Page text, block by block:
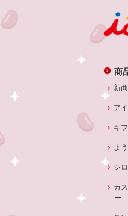
商
新
ア
ギ
よ
シ
カ
ー